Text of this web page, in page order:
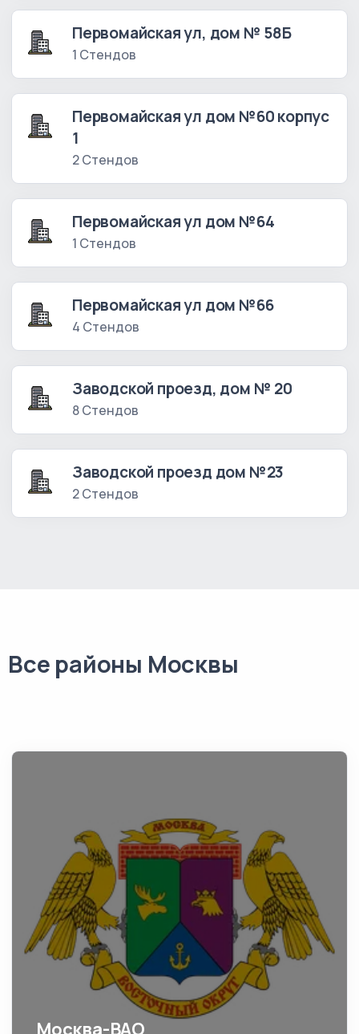
Первомайская ул, дом № 58Б
1 Стендов
Первомайская ул дом №60 корпус
1
2 Стендов
Первомайская ул дом №64
1 Стендов
Первомайская ул дом №66
4 Стендов
Заводской проезд, дом № 20
8 Стендов
Заводской проезд дом №23
2 Стендов
Все районы Москвы